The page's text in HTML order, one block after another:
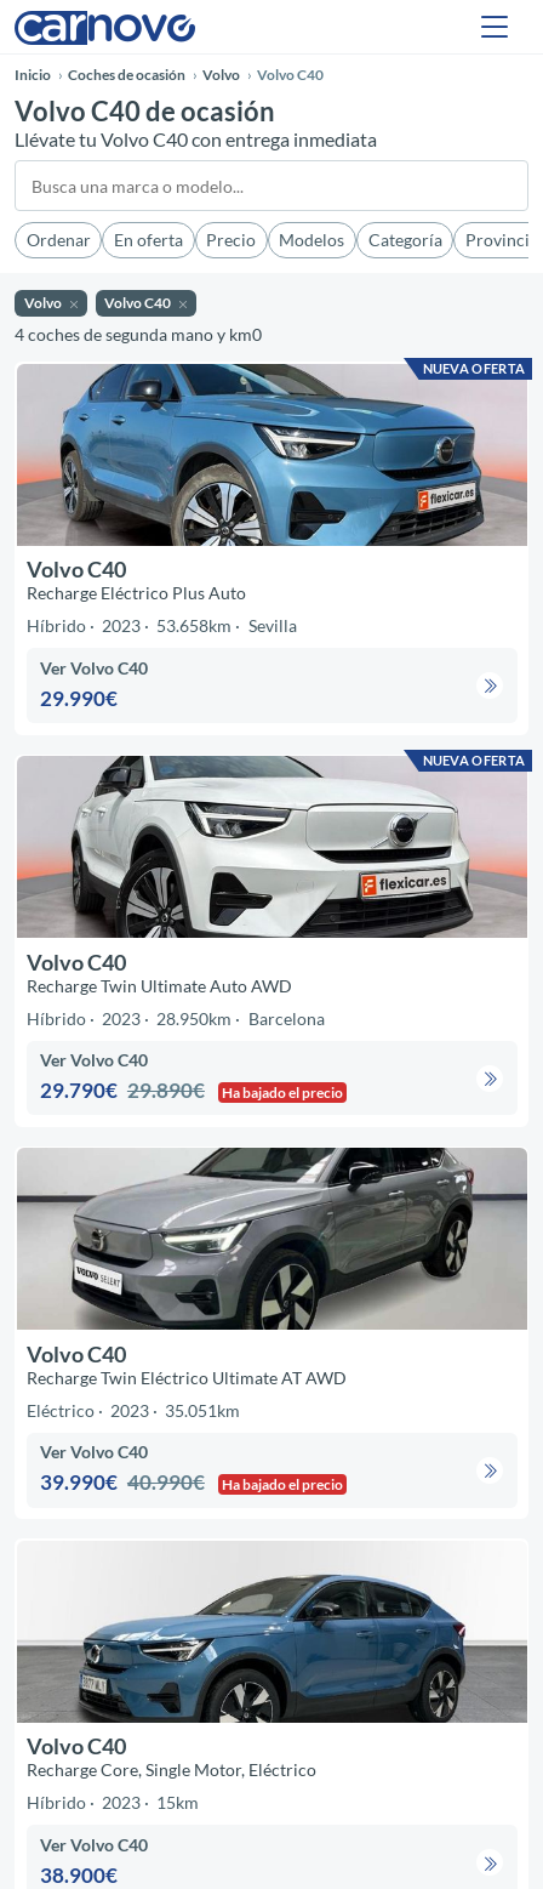
Inicio Coches de ocasión Volvo Volvo C40
Volvo C40 de ocasión
Llévate tu Volvo C40 con entrega inmediata
Ordenar En oferta Precio Modelos Categoría Provincia
Volvo Volvo C40
4 coches de segunda mano y km0
NUEVA OFERTA
Volvo C40
Recharge Eléctrico Plus Auto
Híbrido
2023 53.658km Sevilla
Ver Volvo C40
29.990€
NUEVA OFERTA
Volvo C40
Recharge Twin Ultimate Auto AWD
Híbrido
2023 28.950km Barcelona
Ver Volvo C40
29.790€ 29.890€ Ha bajado el precio
Volvo C40
Recharge Twin Eléctrico Ultimate AT AWD
Eléctrico
2023 35.051km
Ver Volvo C40
39.990€ 40.990€ Ha bajado el precio
Volvo C40
Recharge Core, Single Motor, Eléctrico
Híbrido
2023 15km
Ver Volvo C40
38.900€